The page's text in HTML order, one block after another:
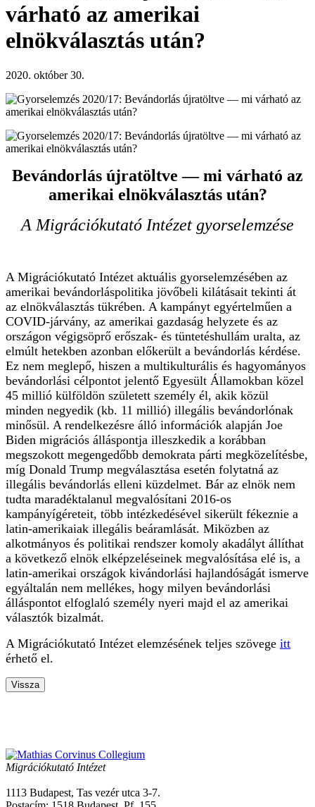
várható az amerikai
elnökválasztás után?
2020. október 30.
Bevándorlás újratöltve — mi várható az
amerikai elnökválasztás után?
A Migrációkutató Intézet gyorselemzése
A Migrációkutató Intézet aktuális gyorselemzésében az
amerikai bevándorláspolitika jövőbeli kilátásait tekinti át
az elnökválasztás tükrében. A kampányt egyértelműen a
COVID-járvány, az amerikai gazdaság helyzete és az
országon végigsöprő erőszak- és tüntetéshullám uralta, az
elmúlt hetekben azonban előkerült a bevándorlás kérdése.
Ez nem meglepő, hiszen a multikulturális és hagyományos
bevándorlási célpontot jelentő Egyesült Államokban közel
45 millió külföldön született személy él, akik közül
minden negyedik (kb. 11 millió) illegális bevándorlónak
minősül. A rendelkezésre álló információk alapján Joe
Biden migrációs álláspontja illeszkedik a korábban
megszokott megengedőbb demokrata párti megközelítésbe,
míg Donald Trump megválasztása esetén folytatná az
illegális bevándorlás elleni küzdelmet. Bár az elnök nem
tudta maradéktalanul megvalósítani 2016-os
kampányígéreteit, több intézkedésével sikerült fékeznie a
latin-amerikaiak illegális beáramlását. Miközben az
alkotmányos és politikai rendszer komoly akadályt állíthat
a következő elnök elképzeléseinek megvalósítása elé is, a
latin-amerikai országok kivándorlási hajlandóságát ismerve
egyáltalán nem mellékes, hogy milyen bevándorlási
álláspontot elfoglaló személy nyeri majd el az amerikai
választók bizalmát.
A Migrációkutató Intézet elemzésének teljes szövege itt
érhető el.
Vissza
Migrációkutató Intézet
1113 Budapest, Tas vezér utca 3-7.